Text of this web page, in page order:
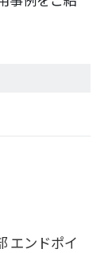
エンドポイ